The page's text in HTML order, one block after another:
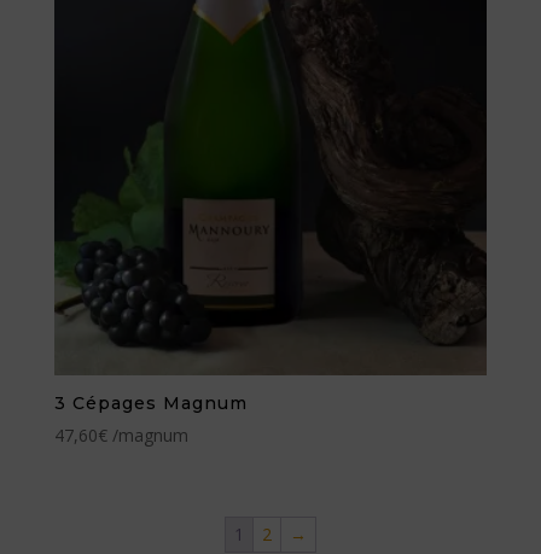
3 Cépages Magnum
47,60€ /magnum
1 2 →